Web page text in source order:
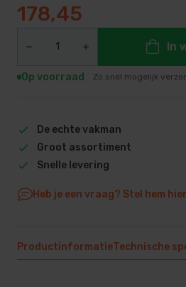
178,45
In
Op voorraad Zo snel mogelijk
De echte vakman
Groot assortiment
Snelle levering
Heb je een vraag? Stel hem
ProductinformatieTechnische